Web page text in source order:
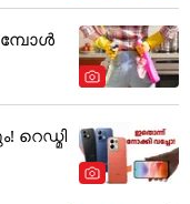
റെഡ്മി